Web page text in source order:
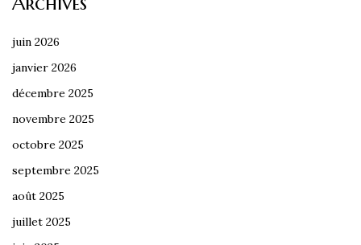
juin 2026
janvier 2026
décembre 2025
novembre 2025
octobre 2025
septembre 2025
août 2025
juillet 2025